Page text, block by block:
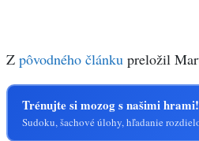
Z pôvodného článku preložil
Trénujte si mozog s našimi hrami!
Sudoku, šachové úlohy, hľadanie